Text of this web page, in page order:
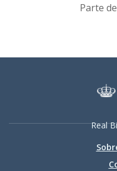
Parte de
Real